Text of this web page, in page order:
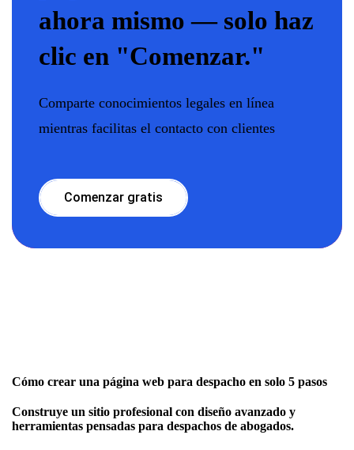
ahora mismo — solo haz
clic en "Comenzar."
Comparte conocimientos legales en línea
mientras facilitas el contacto con clientes
Comenzar gratis
Cómo crear una página web para despacho en solo 5 pasos
Construye un sitio profesional con diseño avanzado y
herramientas pensadas para despachos de abogados.